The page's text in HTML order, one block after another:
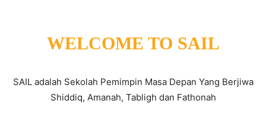
WELCOME TO SAIL
SAIL adalah Sekolah Pemimpin Masa Depan Yang Berjiwa
Shiddiq, Amanah, Tabligh dan Fathonah